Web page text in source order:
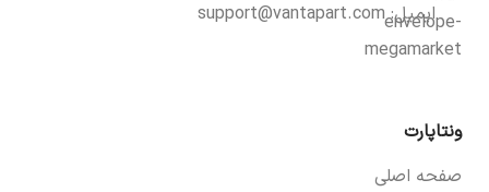
ایمیل:support@vantapart.com
ونتاپارت
صفحه اصلی